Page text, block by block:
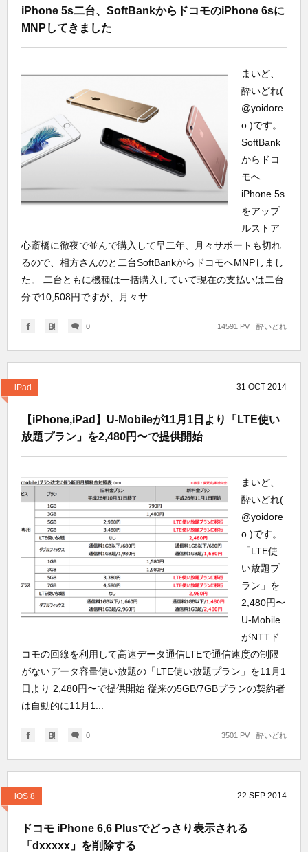
iPhone 5s二台、SoftBankからドコモのiPhone 6sに
MNPしてきました
まいど、
酔いどれ(
@yoidore
o )です。
SoftBank
からドコ
モへ
iPhone 5s
をアップ
ルストア
心斎橋に徹夜で並んで購入して早二年、月々サポートも切れ
るので、相方さんのと二台SoftBankからドコモへMNPしまし
た。 二台ともに機種は一括購入していて現在の支払いは二台
分で10,508円ですが、月々サ...
0 酔いどれ
14591 PV
iPad 31 OCT 2014
【iPhone,iPad】U-Mobileが11月1日より「LTE使い
放題プラン」を2,480円〜で提供開始
まいど、
酔いどれ(
@yoidore
o )です。
「LTE使
い放題プ
ラン」を
2,480円〜
U-Mobile
がNTTド
コモの回線を利用して高速データ通信LTEで通信速度の制限
がないデータ容量使い放題の「LTE使い放題プラン」を11月1
日より 2,480円〜で提供開始 従来の5GB/7GBプランの契約者
は自動的に11月1...
0 酔いどれ
3501 PV
iOS 8 22 SEP 2014
ドコモ iPhone 6,6 Plusでどっさり表示される
「dxxxxx」を削除する